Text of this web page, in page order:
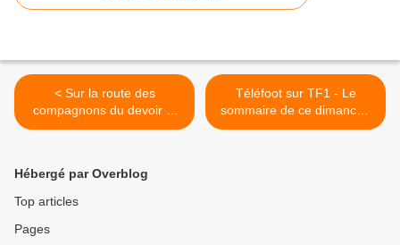
< Sur la route des
compagnons du devoir et
La vie à 3000 mètres dans
Téléfoot sur TF1 - Le
sommaire de ce dimanche
8 novembre >
Hébergé par Overblog
Top articles
Pages